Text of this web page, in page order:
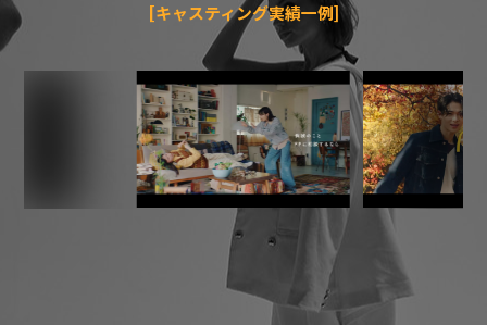
[キャスティング実績一例]